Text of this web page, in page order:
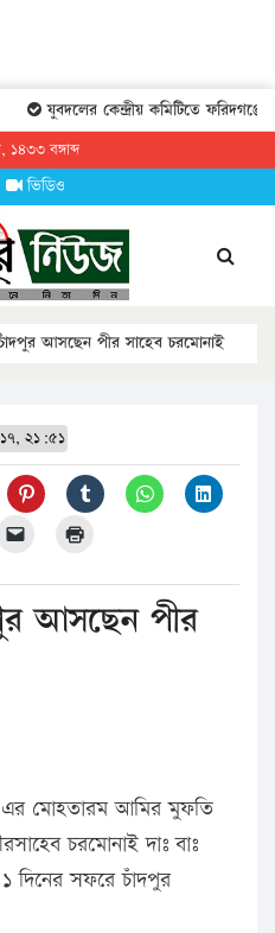
যুবদলের কেন্দ্রীয় কমিটিতে ফরিদগঞ্জের
১৪৩৩ বঙ্গাব্দ
ভিডিও
আসছেন পীর সাহেব চরমোনাই
২১:৫১
আসছেন পীর
এর মোহতারম আমির মুফতি
চরমোনাই দাঃ বাঃ
দিনের সফরে চাঁদপুর